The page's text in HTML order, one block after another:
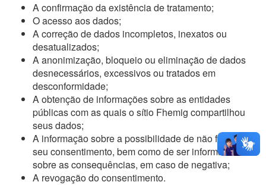
A confirmação da existência de tratamento;
O acesso aos dados;
A correção de dados incompletos, inexatos ou
desatualizados;
A anonimização, bloqueio ou eliminação de dados
desnecessários, excessivos ou tratados em
desconformidade;
A obtenção de informações sobre as entidades
públicas com as quais o sítio Fhemig compartilhou
seus dados;
A informação sobre a possibilidade de não fornecer o
seu consentimento, bem como de ser informado
sobre as consequências, em caso de negativa;
A revogação do consentimento.